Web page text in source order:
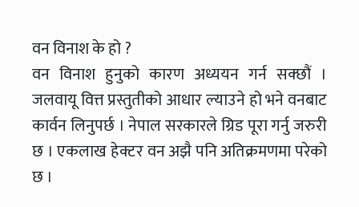
वन विनाश के हो ?
वन विनाश हुनुको कारण अध्ययन गर्न सक्छौं ।
जलवायू वित्त प्रस्तुतीको आधार ल्याउने हो भने वनबाट
कार्वन लिनुपर्छ । नेपाल सरकारले ग्रिड पूरा गर्नु जरुरी
छ । एकलाख हेक्टर वन अझै पनि अतिक्रमणमा परेको
छ ।